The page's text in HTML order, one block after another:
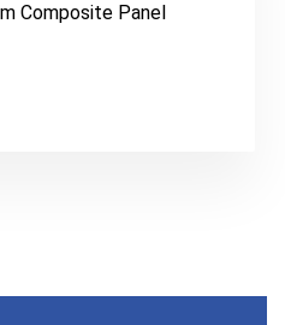
Composite Panel